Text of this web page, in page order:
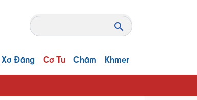
Xơ Đăng Cơ Tu Chăm Khmer